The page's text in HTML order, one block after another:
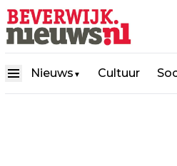
Nieuws ▼ Cultuur